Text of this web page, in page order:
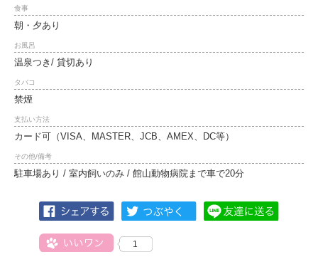
食事
朝・夕あり
お風呂
温泉つき/ 貸切あり
タバコ
禁煙
支払い方法
カード可（VISA、MASTER、JCB、AMEX、DC等）
その他/備考
駐車場あり / 室内飼いのみ / 館山動物病院まで車で20分
1